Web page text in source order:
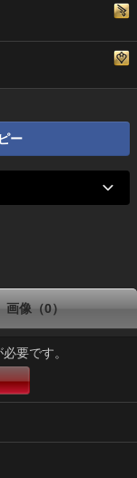
ー
画像（0）
要です。